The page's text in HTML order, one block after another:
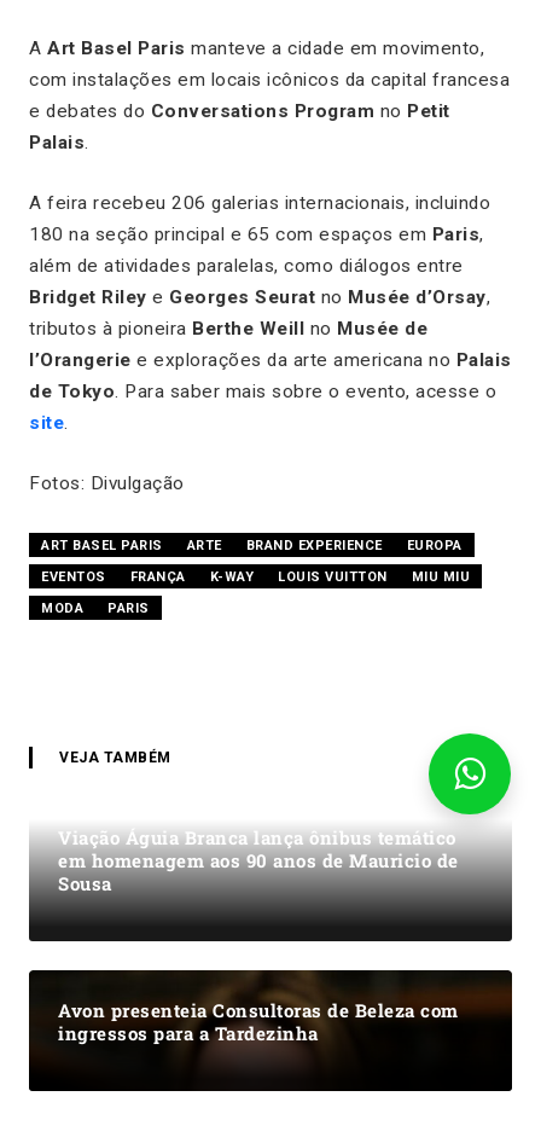
A Art Basel Paris manteve a cidade em movimento,
com instalações em locais icônicos da capital francesa
e debates do Conversations Program no Petit
Palais.
A feira recebeu 206 galerias internacionais, incluindo
180 na seção principal e 65 com espaços em Paris,
além de atividades paralelas, como diálogos entre
Bridget Riley e Georges Seurat no Musée d’Orsay,
tributos à pioneira Berthe Weill no Musée de
l’Orangerie e explorações da arte americana no Palais
de Tokyo. Para saber mais sobre o evento, acesse o
site.
Fotos: Divulgação
ART BASEL PARIS ARTE BRAND EXPERIENCE
EUROPA
EVENTOS
FRANÇA K-WAY LOUIS VUITTON
MIU MIU
MODA
PARIS
VEJA TAMBÉM
Viação Águia Branca lança ônibus temático
em homenagem aos 90 anos de Mauricio de
Sousa
Avon presenteia Consultoras de Beleza com
ingressos para a Tardezinha